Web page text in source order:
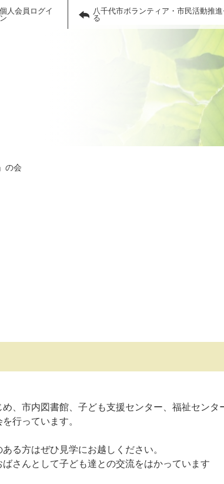
個人会員ログイ
ン
八千代市ボランティア・市民活動推
る
の会
、市内図書館、子ども支援センター、福祉センタ
行っています。
る方はぜひ見学にお越しください。
さんとして子ども達との交流をはかっています